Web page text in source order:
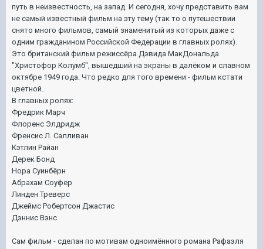
путь в неизвестность, на запад. И сегодня, хочу представить вам
не самый известный фильм на эту тему (так то о путешествии
снято много фильмов, самый знаменитый из которых даже с
одним гражданином Российской Федерации в главных ролях).
Это британский фильм режиссёра Дэвида МакДональда
"Христофор Колумб", вышедший на экраны в далёком и славном
октябре 1949 года. Что редко для того времени - фильм кстати
цветной.
В главных ролях:
Фредрик Марч
Флоренс Элдридж
Френсис Л. Салливан
Кэтлин Райан
Дерек Бонд
Нора Суинбёрн
Абрахам Соуфер
Линден Треверс
Джеймс Робертсон Джастис
Дэннис Вэнс
Сам фильм - сделан по мотивам одноимённого романа Рафаэля